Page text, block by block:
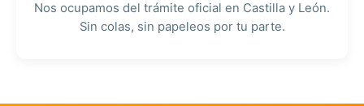
Nos ocupamos del trámite oficial en Castilla y León.
Sin colas, sin papeleos por tu parte.